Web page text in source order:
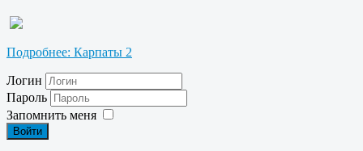
Подробнее: Карпаты 2
Логин
Пароль
Запомнить меня
Войти